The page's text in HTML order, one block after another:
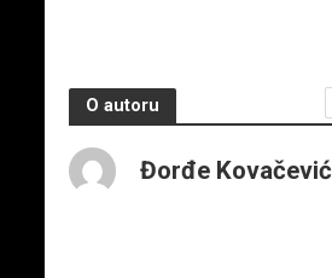
O autoru
Đorđe Kovačević